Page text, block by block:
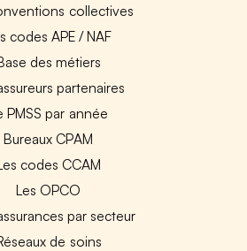
collectives
codes APE / NAF
des métiers
partenaires
PMSS par année
Bureaux CPAM
codes CCAM
Les OPCO
par secteur
de soins